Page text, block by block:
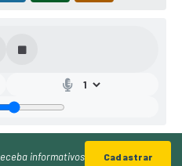
informativos Cadastrar